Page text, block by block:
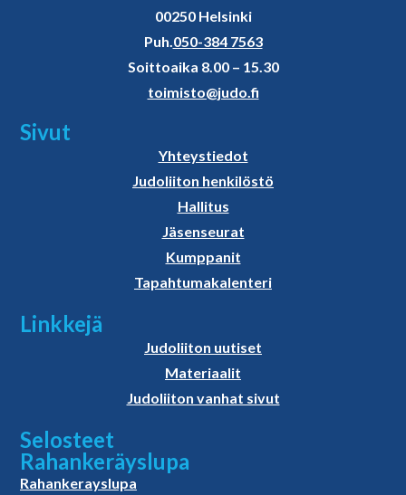
00250 Helsinki
Puh. 050-384 7563
Soittoaika 8.00 – 15.30
toimisto@judo.fi
Sivut
Yhteystiedot
Judoliiton henkilöstö
Hallitus
Jäsenseurat
Kumppanit
Tapahtumakalenteri
Linkkejä
Judoliiton uutiset
Materiaalit
Judoliiton vanhat sivut
Selosteet
Rahankeräyslupa
Rahankerayslupa